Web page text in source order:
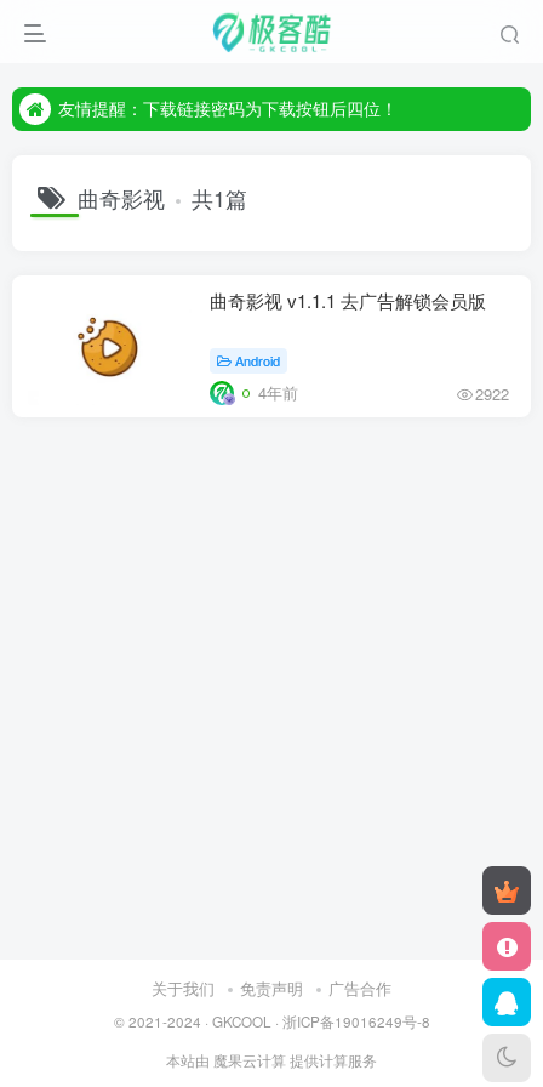
友情提醒：下载链接密码为下载按钮后四位！
友情提醒：下载链接密码为下载按钮后四位！
曲奇影视 共1篇
曲奇影视 v1.1.1 去广告解锁会员版
Android
4年前 2922
关于我们 免责声明 广告合作
© 2021-2024 · GKCOOL · 浙ICP备19016249号-8
本站由 魔果云计算 提供计算服务